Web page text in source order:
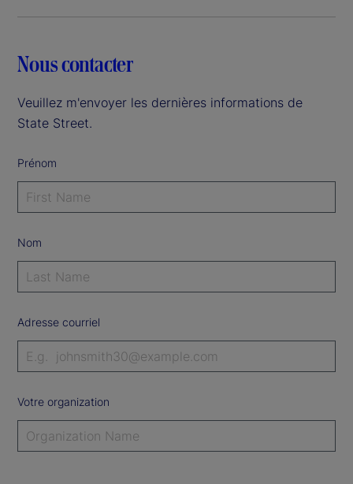
i
e
Nous contacter
Veuillez m'envoyer les dernières informations de
State Street.
Prénom
Nom
Adresse courriel
Votre organization